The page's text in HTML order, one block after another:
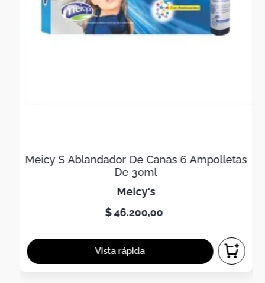
Meicy S Ablandador De Canas 6 Ampolletas
De 30ml
meicy's
$46.200,00